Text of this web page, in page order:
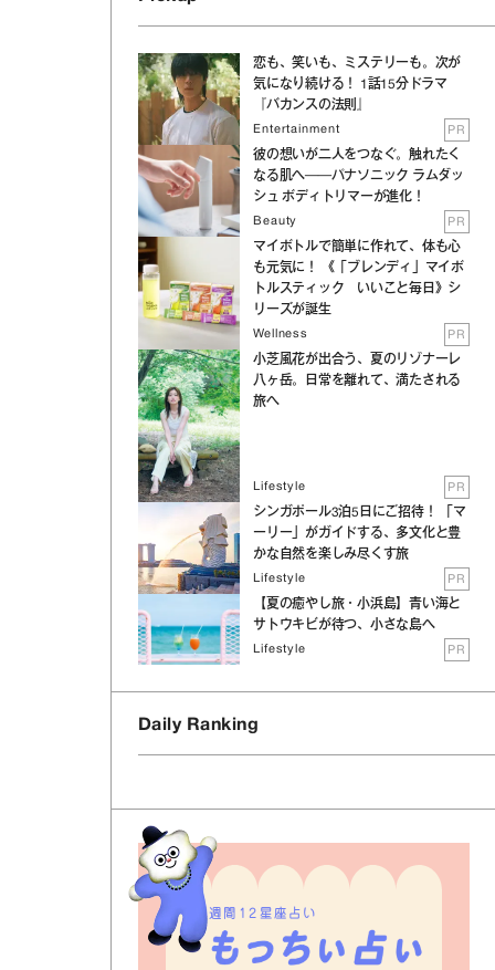
恋も、笑いも、ミステリーも。次が
気になり続ける！ 1話15分ドラマ
『バカンスの法則』
Entertainment PR
彼の想いが二人をつなぐ。触れたく
なる肌へ──パナソニック ラムダッ
シュ ボディトリマーが進化！
Beauty PR
マイボトルで簡単に作れて、体も心
も元気に！ 《「ブレンディ」マイボ
トルスティック いいこと毎日》シ
リーズが誕生
Wellness PR
小芝風花が出合う、夏のリゾナーレ
八ヶ岳。日常を離れて、満たされる
旅へ
Lifestyle PR
シンガポール3泊5日にご招待！ 「マ
ーリー」がガイドする、多文化と豊
かな自然を楽しみ尽くす旅
Lifestyle PR
【夏の癒やし旅・小浜島】青い海と
サトウキビが待つ、小さな島へ
Lifestyle PR
Daily Ranking
週間12星座占い